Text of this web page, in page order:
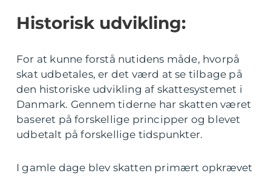
Historisk udvikling:
For at kunne forstå nutidens måde, hvorpå
skat udbetales, er det værd at se tilbage på
den historiske udvikling af skattesystemet i
Danmark. Gennem tiderne har skatten været
baseret på forskellige principper og blevet
udbetalt på forskellige tidspunkter.
I gamle dage blev skatten primært opkrævet